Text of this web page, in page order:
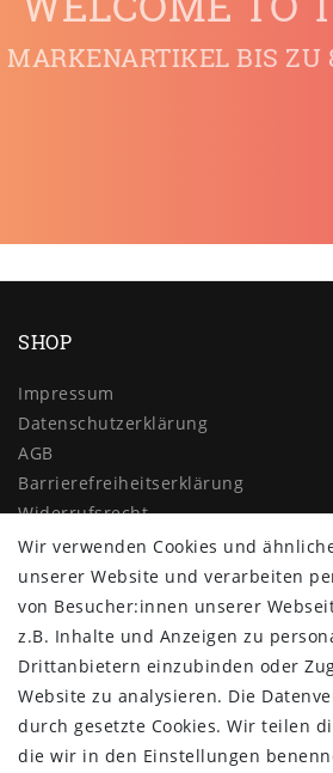
MARKENARTIKEL BIS ZU
SHOP
Impressum
Daten­schutz­erklärung
AGB
Barrierefreiheitserklärung
Widerrufs­recht
Vertrag widerrufen
MYPOPUPCLUB
Über uns
Retoure
Versand- und Zahlungsbedingungen
NEWSLETTER
Wir verwenden Cookies und
unserer Website und verarbeiten
von Besucher:innen unserer
z.B. Inhalte und Anzeigen zu
Drittanbietern einzubinden oder
Website zu analysieren. Die
durch gesetzte Cookies. Wir teilen
die wir in den Einstellungen